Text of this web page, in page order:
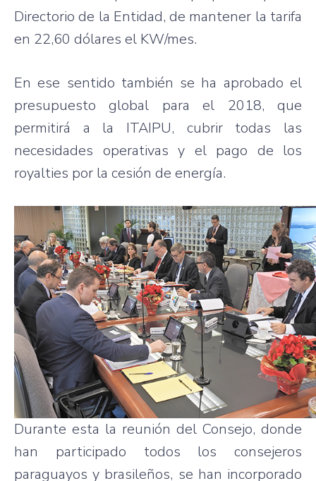
Directorio de la Entidad, de mantener la tarifa
en 22,60 dólares el KW/mes.
En ese sentido también se ha aprobado el
presupuesto global para el 2018, que
permitirá a la ITAIPU, cubrir todas las
necesidades operativas y el pago de los
royalties por la cesión de energía.
Durante esta la reunión del Consejo, donde
han participado todos los consejeros
paraguayos y brasileños, se han incorporado